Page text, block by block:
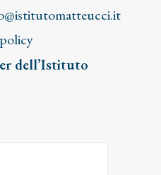
dell’Istituto